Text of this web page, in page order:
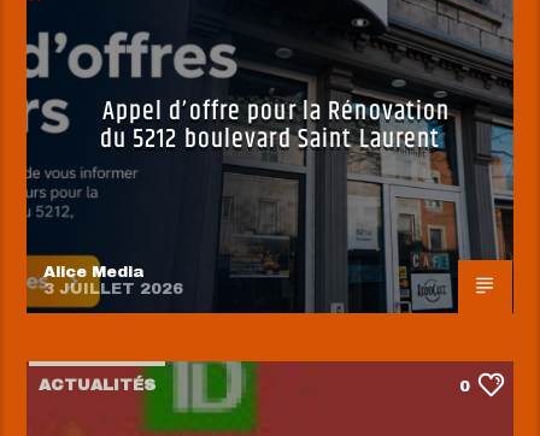
Appel d’offre pour la Rénovation
du 5212 boulevard Saint Laurent
Alice Media
3 JUILLET 2026
ACTUALITÉS 0